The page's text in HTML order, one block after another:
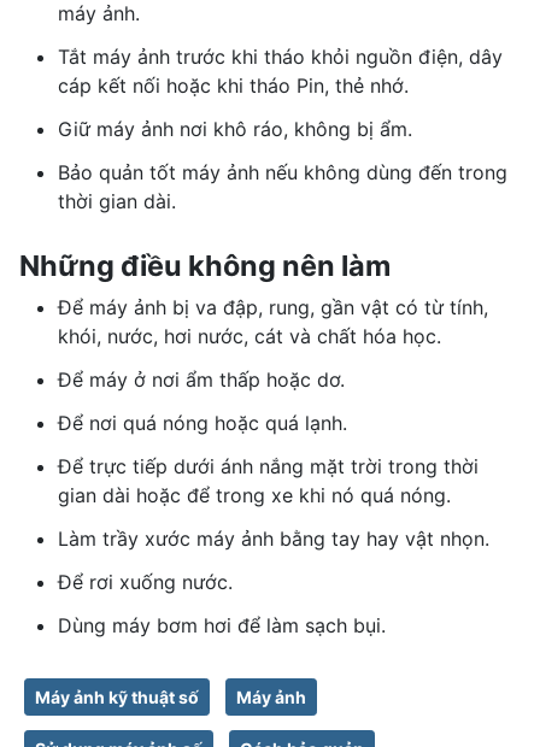
máy ảnh.
Tắt máy ảnh trước khi tháo khỏi nguồn điện, dây
cáp kết nối hoặc khi tháo Pin, thẻ nhớ.
Giữ máy ảnh nơi khô ráo, không bị ẩm.
Bảo quản tốt máy ảnh nếu không dùng đến trong
thời gian dài.
Những điều không nên làm
Để máy ảnh bị va đập, rung, gần vật có từ tính,
khói, nước, hơi nước, cát và chất hóa học.
Để máy ở nơi ẩm thấp hoặc dơ.
Để nơi quá nóng hoặc quá lạnh.
Để trực tiếp dưới ánh nắng mặt trời trong thời
gian dài hoặc để trong xe khi nó quá nóng.
Làm trầy xước máy ảnh bằng tay hay vật nhọn.
Để rơi xuống nước.
Dùng máy bơm hơi để làm sạch bụi.
Máy ảnh kỹ thuật số Máy ảnh